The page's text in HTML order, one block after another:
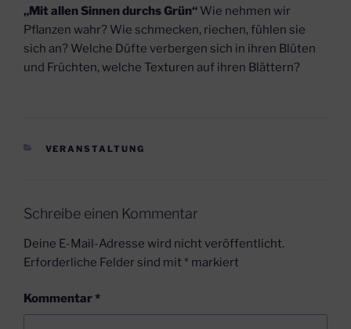
„Mit allen Sinnen durchs Grün“ Wie nehmen wir
Pflanzen wahr? Wie schmecken, riechen, fühlen sie
sich an? Welche Düfte verbergen sich in ihren Blüten
und Früchten, welche Texturen auf ihren Blättern?
KATEGORIEN
VERANSTALTUNG
Schreibe einen Kommentar
Deine E-Mail-Adresse wird nicht veröffentlicht.
Erforderliche Felder sind mit * markiert
Kommentar *